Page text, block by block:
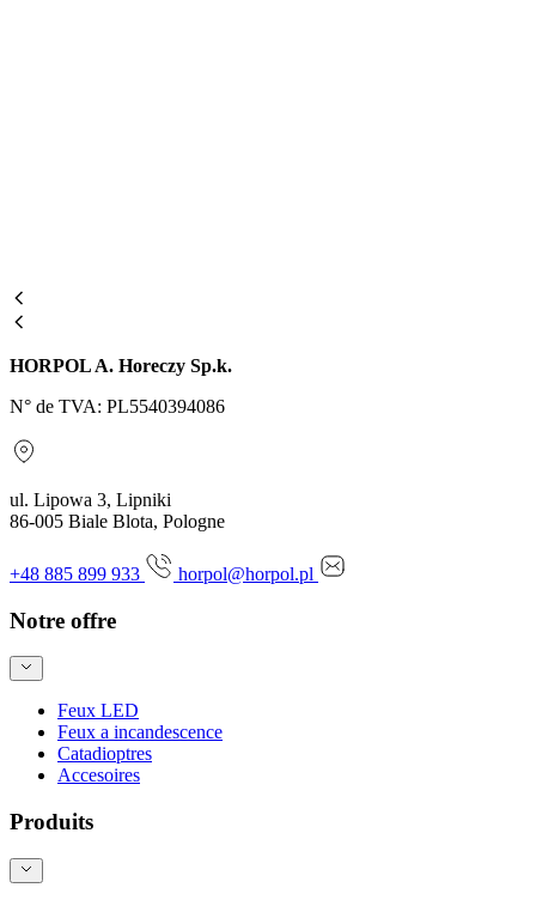
HORPOL A. Horeczy Sp.k.
N° de TVA: PL5540394086
ul. Lipowa 3, Lipniki
86-005 Biale Blota, Pologne
+48 885 899 933 horpol@horpol.pl
Notre offre
Feux LED
Feux a incandescence
Catadioptres
Accesoires
Produits